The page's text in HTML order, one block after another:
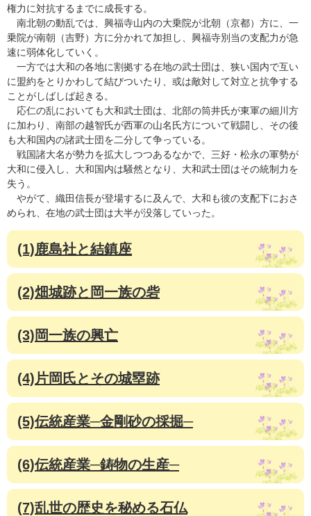
権力に対抗するまでに成長する。
南北朝の動乱では、興福寺山内の大乗院が北朝（京都）方に、一
乗院が南朝（吉野）方に分かれて加担し、興福寺別当の支配力が急
速に弱体化していく。
一方では大和の各地に割拠する在地の武士団は、狭い国内で互い
に盟約をとりかわして結びついたり、或は敵対して対立と抗争する
ことがしばしば起きる。
応仁の乱においても大和武士団は、北部の筒井氏が東軍の細川方
に加わり、南部の越智氏が西軍の山名氏方について戦闘し、その後
も大和国内の諸武士団を二分して争っている。
戦国諸大名が勢力を拡大しつつあるなかで、三好・松永の軍勢が
大和に侵入し、大和国内は騒然となり、大和武士団はその統制力を
失う。
やがて、織田信長が登場するに及んで、大和も彼の支配下におさ
められ、在地の武士団は大半が没落していった。
(1)鹿島社と結鎮座
(2)畑城跡と岡一族の砦
(3)岡一族の興亡
(4)片岡氏とその城塁跡
(5)伝統産業─金剛砂の採掘─
(6)伝統産業─鋳物の生産─
(7)乱世の歴史を秘める石仏